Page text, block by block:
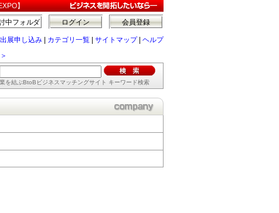
】
会員登録
ログイン
中フォルダ
出展申し込み カテゴリ一覧 サイトマップ| ヘルプ
を結ぶBtoBビジネスマッチングサイト キーワード検索